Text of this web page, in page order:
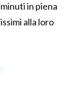
in piena
alla loro